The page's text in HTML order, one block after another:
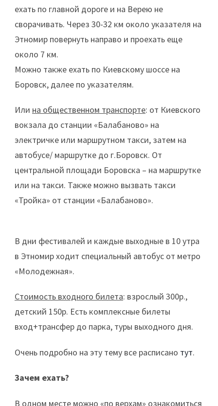
ехать по главной дороге и на Верею не
сворачивать. Через 30-32 км около указателя на
Этномир повернуть направо и проехать еще
около 7 км.
Можно также ехать по Киевскому шоссе на
Боровск, далее по указателям.
Или на общественном транспорте: от Киевского
вокзала до станции «Балабаново» на
электричке или маршрутном такси, затем на
автобусе/ маршрутке до г.Боровск. От
центральной площади Боровска – на маршрутке
или на такси. Также можно вызвать такси
«Тройка» от станции «Балабаново».
В дни фестивалей и каждые выходные в 10 утра
в Этномир ходит специальный автобус от метро
«Молодежная».
Стоимость входного билета: взрослый 300р.,
детский 150р. Есть комплексные билеты
вход+трансфер до парка, туры выходного дня.
Очень подробно на эту тему все расписано тут.
Зачем ехать?
В одном месте можно «по верхам» ознакомиться